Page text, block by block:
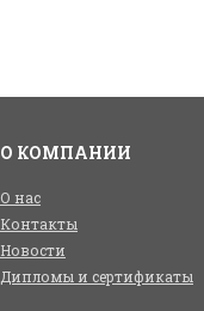
О КОМПАНИИ
О нас
Контакты
Новости
Дипломы и сертификаты